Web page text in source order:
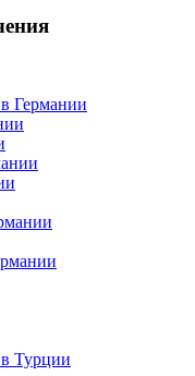
Германии
Турции